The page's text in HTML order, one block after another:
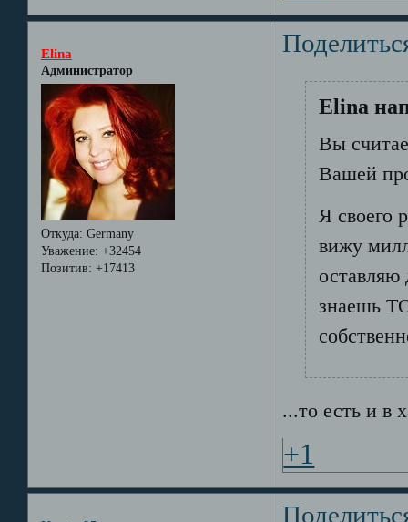
Elina
Администратор
Откуда: Germany
Уважение: +32454
Позитив: +17413
Elina
Вы
Вашей
Я своего
вижу
оставляю
знаешь
...то есть и в
+1